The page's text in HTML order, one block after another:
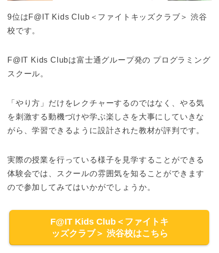
9位はF@IT Kids Club＜ファイトキッズクラブ＞ 渋谷
校です。
F@IT Kids Clubは富士通グループ発の プログラミング
スクール。
「やり方」だけをレクチャーするのではなく、やる気
を刺激する動機づけや学ぶ楽しさを大事にしていきな
がら、学習できるように設計された教材が評判です。
実際の授業を行っている様子を見学することができる
体験会では、スクールの雰囲気を知ることができます
ので参加してみてはいかがでしょうか。
F@IT Kids Club＜ファイトキ
ッズクラブ＞ 渋谷校はこちら